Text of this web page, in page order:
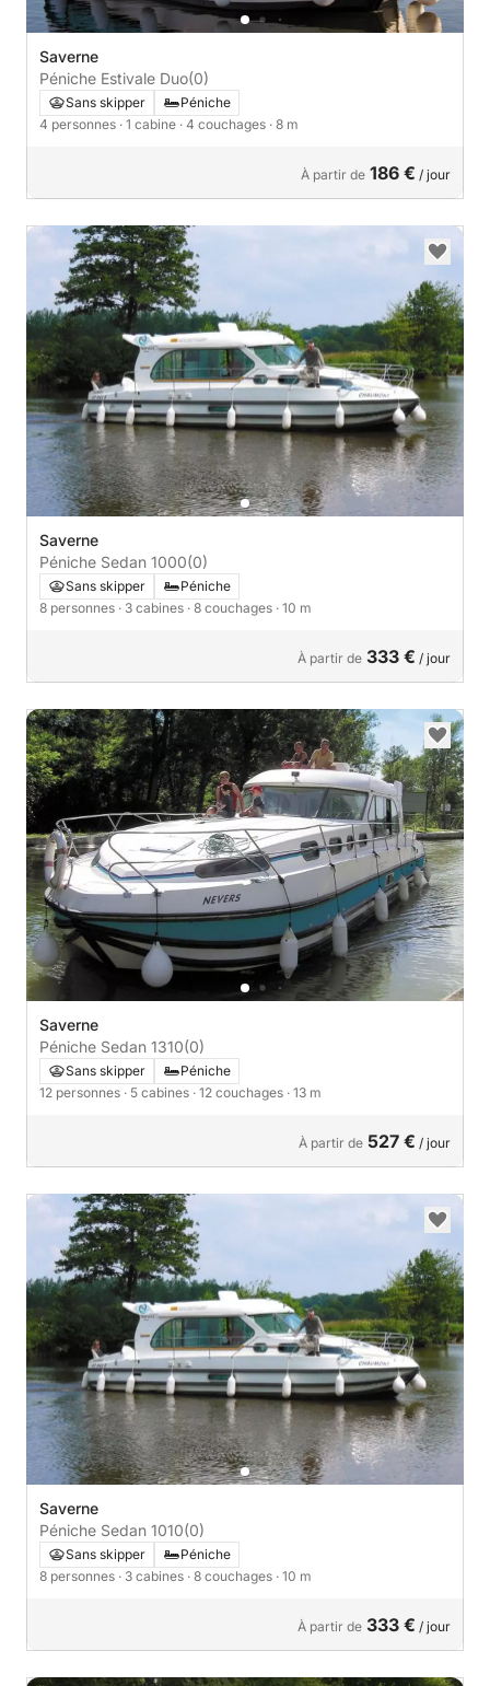
Saverne
Péniche Estivale Duo(0)
Sans skipper
Péniche
4 personnes · 1 cabine · 4 couchages · 8 m
À partir de 186 € / jour
Saverne
Péniche Sedan 1000(0)
Sans skipper
Péniche
8 personnes · 3 cabines · 8 couchages · 10 m
À partir de 333 € / jour
Saverne
Péniche Sedan 1310(0)
Sans skipper
Péniche
12 personnes · 5 cabines · 12 couchages · 13 m
À partir de 527 € / jour
Saverne
Péniche Sedan 1010(0)
Sans skipper
Péniche
8 personnes · 3 cabines · 8 couchages · 10 m
À partir de 333 € / jour